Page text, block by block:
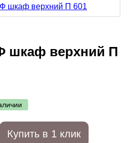
шкаф верхний П
Купить в 1 клик